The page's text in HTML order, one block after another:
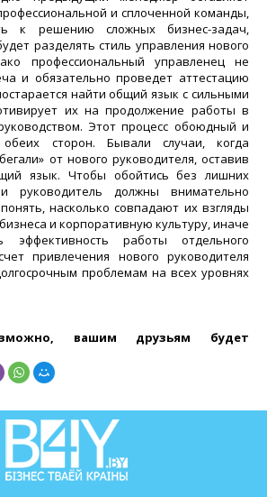
и сплоченной команды,
к решению сложных бизнес-задач,
разделять стиль управления нового
профессиональный управленец не
и обязательно проведет аттестацию
найти общий язык с сильными
их на продолжение работы в
Этот процесс обоюдный и
сторон. Бывали случаи, когда
от нового руководителя, оставив
язык. Чтобы обойтись без лишних
руководитель должны внимательно
насколько совпадают их взгляды
и корпоративную культуру, иначе
эффективность работы отдельного
привлечения нового руководителя
проблемам на всех уровнях
вашим друзьям будет